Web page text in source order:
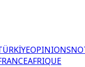
OPINIONS
AFRIQUE